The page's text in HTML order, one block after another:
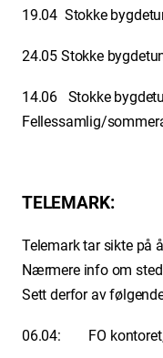
19.04 Stokke
24.05 Stokke
14.06 Stokke
Fellessamlig/
TELEMARK:
Telemark tar sikte på
Nærmere info om
Sett derfor av
06.04: FO kontoret,